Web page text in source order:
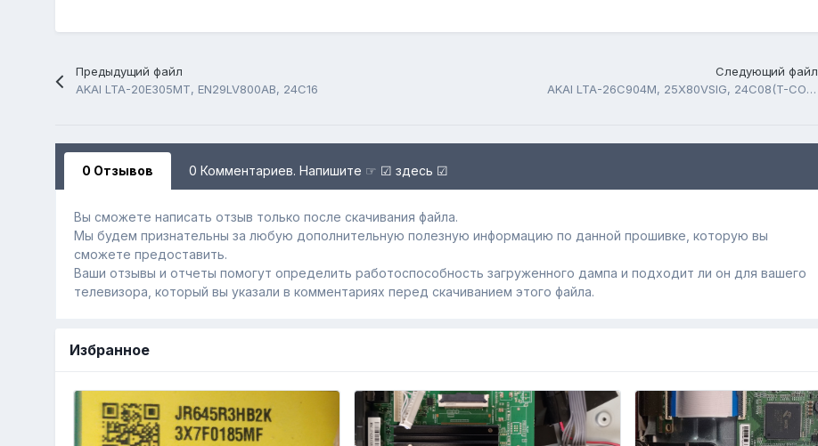
Предыдущий файл
AKAI LTA-20E305MT, EN29LV800AB, 24C16
Следующий файл
AKAI LTA-26C904M, 25X80VSIG, 24C08(T-CON)
0 Отзывов 0 Комментариев. Напишите ☞ ☑ здесь ☑
Вы сможете написать отзыв только после скачивания файла.
Мы будем признательны за любую дополнительную полезную информацию по данной прошивке, которую вы
сможете предоставить.
Ваши отзывы и отчеты помогут определить работоспособность загруженного дампa и подходит ли он для вашего
телевизора, который вы указали в комментариях перед скачиванием этого файла.
Избранное